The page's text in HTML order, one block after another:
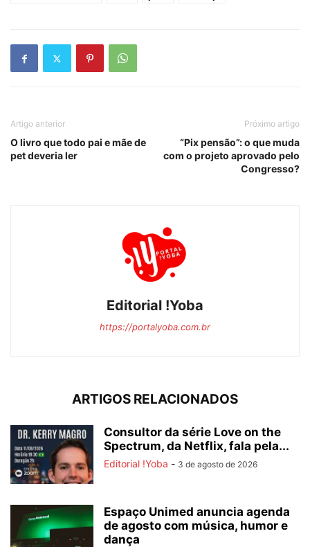
Artigo anterior
O livro que todo pai e mãe de
pet deveria ler
Próximo artigo
“Pix pensão”: o que muda
com o projeto aprovado pelo
Congresso?
Editorial !Yoba
https://portalyoba.com.br
ARTIGOS RELACIONADOS
Consultor da série Love on the
Spectrum, da Netflix, fala pela...
Editorial !Yoba - 3 de agosto de 2026
Espaço Unimed anuncia agenda
de agosto com música, humor e
dança